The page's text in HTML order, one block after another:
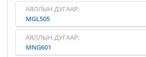
АЯЛЛЫН ДУГААР:
MGL505
АЯЛЛЫН ДУГААР:
MNG601